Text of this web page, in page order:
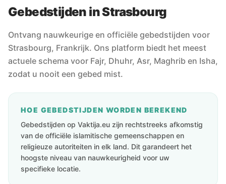
Gebedstijden in Strasbourg
Ontvang nauwkeurige en officiële gebedstijden voor
Strasbourg, Frankrijk. Ons platform biedt het meest
actuele schema voor Fajr, Dhuhr, Asr, Maghrib en Isha,
zodat u nooit een gebed mist.
HOE GEBEDSTIJDEN WORDEN BEREKEND
Gebedstijden op Vaktija.eu zijn rechtstreeks afkomstig
van de officiële islamitische gemeenschappen en
religieuze autoriteiten in elk land. Dit garandeert het
hoogste niveau van nauwkeurigheid voor uw
specifieke locatie.